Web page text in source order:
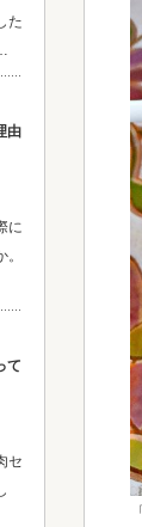
た
由
に
て
セ